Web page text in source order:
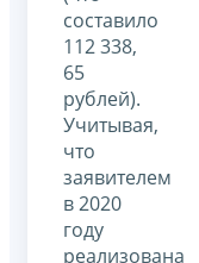
составило
112 338,
65
рублей).
Учитывая,
что
заявителем
в 2020
году
реализована